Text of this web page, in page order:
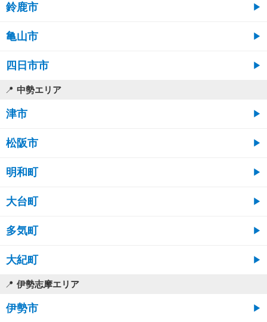
鈴鹿市
亀山市
四日市市
中勢エリア
津市
松阪市
明和町
大台町
多気町
大紀町
伊勢志摩エリア
伊勢市